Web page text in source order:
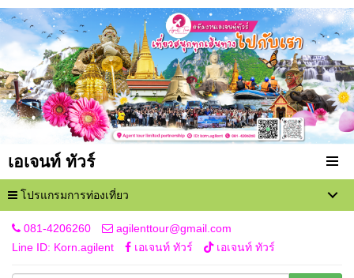
เอเจนท์ ทัวร์
โปรแกรมการท่องเที่ยว
081-4206260
agilenttour@gmail.com
Line ID: Korn.agilent
เอเจนท์ ทัวร์ เอเจนท์ ทัวร์